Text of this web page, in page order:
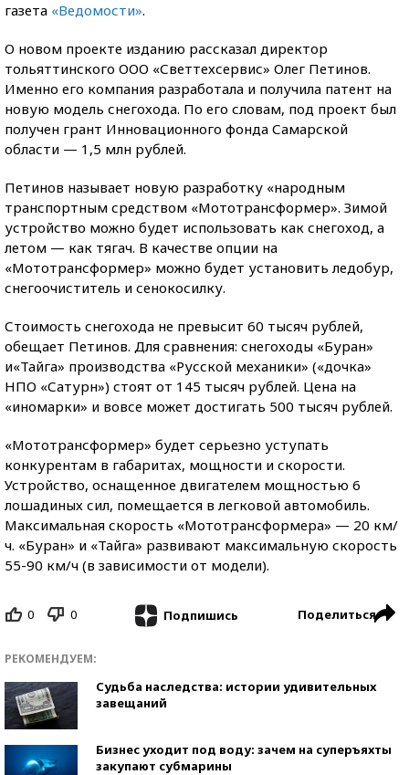
газета «Ведомости».
О новом проекте изданию рассказал директор
тольяттинского ООО «Светтехсервис» Олег Петинов.
Именно его компания разработала и получила патент на
новую модель снегохода. По его словам, под проект был
получен грант Инновационного фонда Самарской
области — 1,5 млн рублей.
Петинов называет новую разработку «народным
транспортным средством «Мототрансформер». Зимой
устройство можно будет использовать как снегоход, а
летом — как тягач. В качестве опции на
«Мототрансформер» можно будет установить ледобур,
снегоочиститель и сенокосилку.
Стоимость снегохода не превысит 60 тысяч рублей,
обещает Петинов. Для сравнения: снегоходы «Буран»
и«Тайга» производства «Русской механики» («дочка»
НПО «Сатурн») стоят от 145 тысяч рублей. Цена на
«иномарки» и вовсе может достигать 500 тысяч рублей.
«Мототрансформер» будет серьезно уступать
конкурентам в габаритах, мощности и скорости.
Устройство, оснащенное двигателем мощностью 6
лошадиных сил, помещается в легковой автомобиль.
Максимальная скорость «Мототрансформера» — 20 км/
ч. «Буран» и «Тайга» развивают максимальную скорость
55-90 км/ч (в зависимости от модели).
0 0 Подпишись Поделиться
РЕКОМЕНДУЕМ:
Судьба наследства: истории удивительных
завещаний
Бизнес уходит под воду: зачем на суперъяхты
закупают субмарины